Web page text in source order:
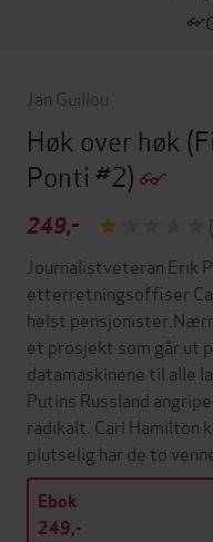
Jan Guillou
Høk over høk
Ponti #2)
249,-
Journalistveteran Erik
etterretningsoffiser
helst
et prosjekt som går ut
datamaskinene til alle
Putins Russland
radikalt. Carl Hamilton
plutselig har de to
Ebok
249,-